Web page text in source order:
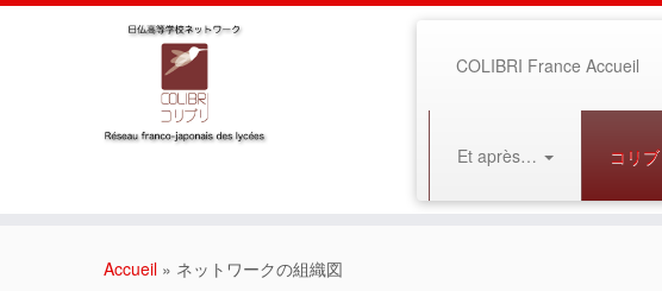
COLIBRI France Accueil
Et après… コリ
Accueil » ネットワークの組織図